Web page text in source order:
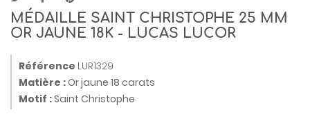
MÉDAILLE SAINT CHRISTOPHE 25 MM
OR JAUNE 18K - LUCAS LUCOR
Référence LUR1329
Matière :Or jaune 18 carats
Motif :Saint Christophe